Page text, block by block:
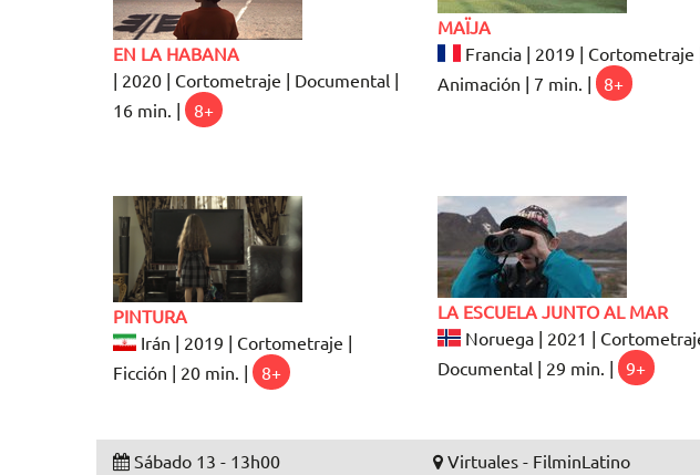
EN LA HABANA
| 2020 | Cortometraje | Documental |
16 min. |
8+
MAÏJA
Francia | 2019 | Cortometraje
Animación | 7 min. |
8+
PINTURA
Irán | 2019 | Cortometraje |
Ficción | 20 min. |
8+
LA ESCUELA JUNTO AL MAR
Noruega | 2021 |
Documental | 29 min. |
9+
Sábado 13 - 13h00 Virtuales - FilminLatino